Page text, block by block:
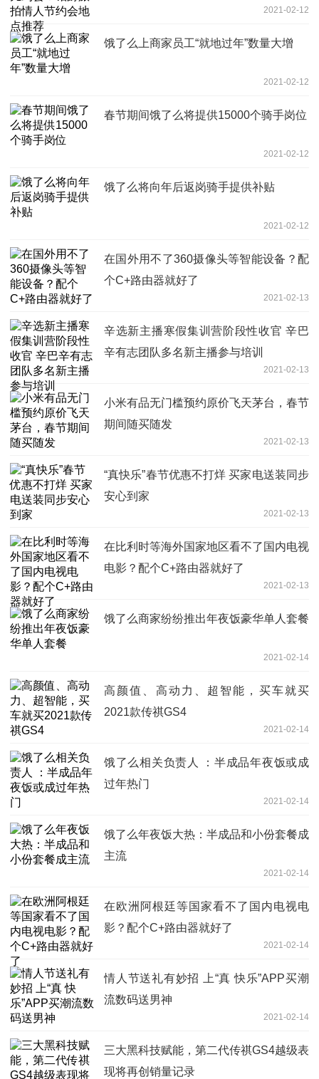
2021-02-12
饿了么上商家员工“就地过年”数量大增
2021-02-12
春节期间饿了么将提供15000个骑手岗位
2021-02-12
饿了么将向年后返岗骑手提供补贴
2021-02-12
在国外用不了360摄像头等智能设备？配
个C+路由器就好了
2021-02-13
辛选新主播寒假集训营阶段性收官 辛巴
辛有志团队多名新主播参与培训
2021-02-13
小米有品无门槛预约原价飞天茅台，春节
期间随买随发
2021-02-13
“真快乐”春节优惠不打烊 买家电送装同步
安心到家
2021-02-13
在比利时等海外国家地区看不了国内电视
电影？配个C+路由器就好了
2021-02-13
饿了么商家纷纷推出年夜饭豪华单人套餐
2021-02-14
高颜值、高动力、超智能，买车就买
2021款传祺GS4
2021-02-14
饿了么相关负责人 ：半成品年夜饭或成
过年热门
2021-02-14
饿了么年夜饭大热：半成品和小份套餐成
主流
2021-02-14
在欧洲阿根廷等国家看不了国内电视电
影？配个C+路由器就好了
2021-02-14
情人节送礼有妙招 上“真 快乐”APP买潮
流数码送男神
2021-02-14
三大黑科技赋能，第二代传祺GS4越级表
现将再创销量记录